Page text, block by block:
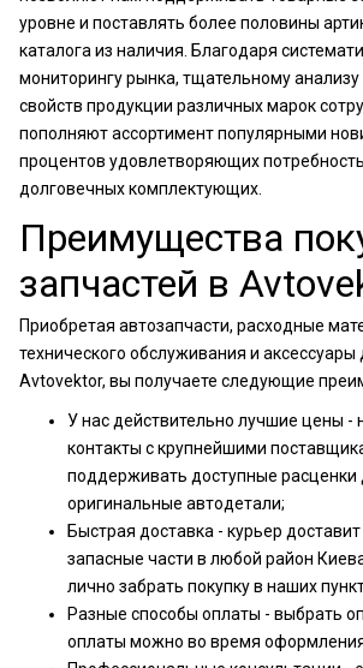
уровне и поставлять более половины
каталога из наличия. Благодаря
мониторингу рынка, тщательному анализу
свойств продукции различных марок
пополняют ассортимент популярными
процентов удовлетворяющих
долговечных комплектующих.
Преимущества
запчастей в
Приобретая автозапчасти, расходные
технического обслуживания и аксессуары
Avtovektor, вы получаете следующие
У нас действительно лучшие цены -
контакты с крупнейшими
поддерживать доступные расценки
оригинальные автодетали;
Быстрая доставка - курьер
запасные части в любой район
лично забрать покупку в наших
Разные способы оплаты - выбрать
оплаты можно во время